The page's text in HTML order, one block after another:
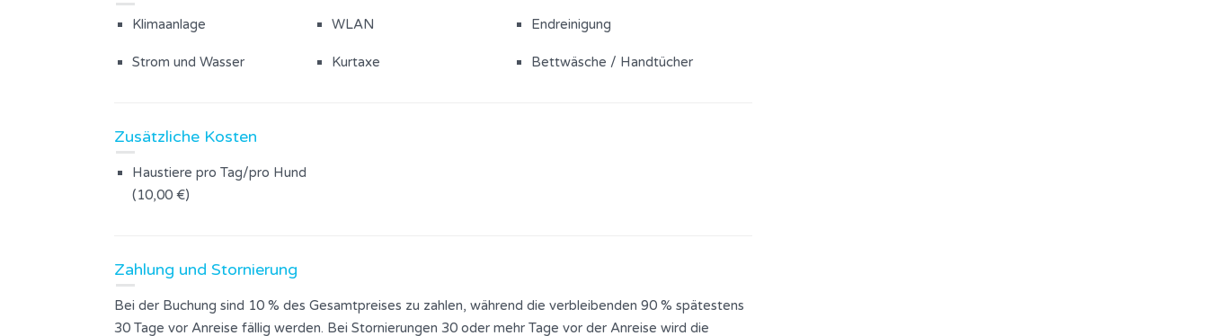
Klimaanlage WLAN Endreinigung
Strom und Wasser Kurtaxe Bettwäsche / Handtücher
Zusätzliche Kosten
Haustiere pro Tag/pro Hund
(10,00 €)
Zahlung und Stornierung
Bei der Buchung sind 10 % des Gesamtpreises zu zahlen, während die verbleibenden 90 % spätestens
30 Tage vor Anreise fällig werden. Bei Stornierungen 30 oder mehr Tage vor der Anreise wird die